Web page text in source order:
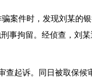
案件时，发现刘某的
事拘留。经侦查，刘
查起诉。同日被取保候